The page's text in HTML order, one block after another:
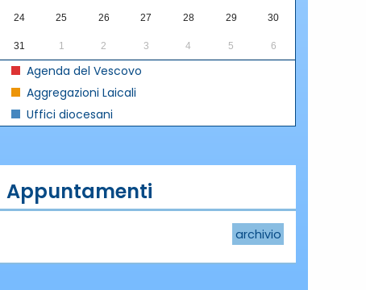
24 25 26 27 28 29 30
31 1 2 3 4 5 6
Agenda del Vescovo
Aggregazioni Laicali
Uffici diocesani
Appuntamenti
archivio